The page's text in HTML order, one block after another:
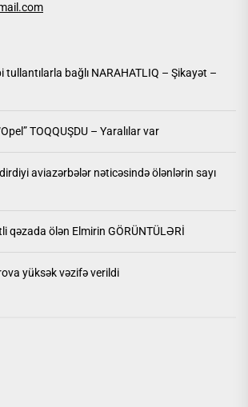
bağlı NARAHATLIQ – Şikayət –
TOQQUŞDU – Yaralılar var
aviazərbələr nəticəsində ölənlərin sayı
qəzada ölən Elmirin GÖRÜNTÜLƏRİ
yüksək vəzifə verildi